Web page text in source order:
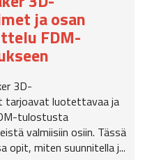
ja osan
FDM-
3D-
tarjoavat luotettavaa ja
tulostusta
valmiisiin osiin. Tässä
opit, miten suunnitella j...